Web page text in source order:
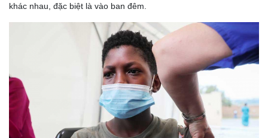
khác nhau, đặc biệt là vào ban đêm.